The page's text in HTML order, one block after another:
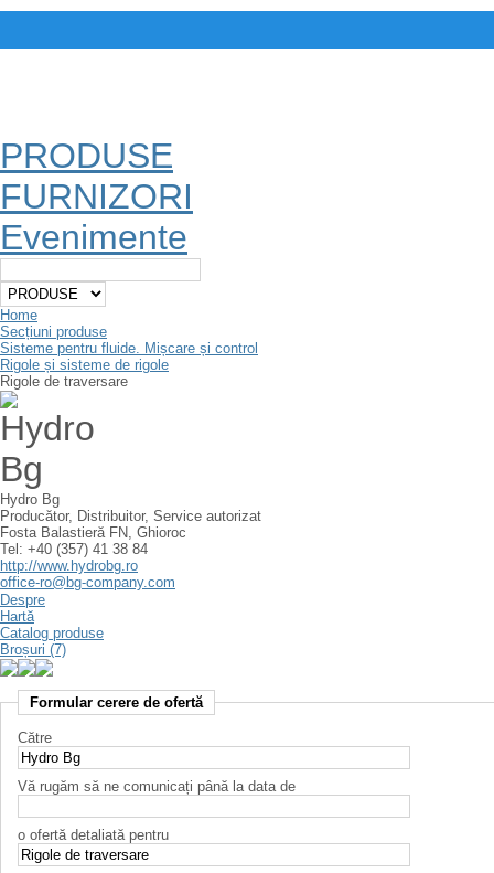
PRODUSE
FURNIZORI
Evenimente
Home
Secțiuni produse
Sisteme pentru fluide. Mișcare și control
Rigole și sisteme de rigole
Rigole de traversare
Hydro Bg
Producător, Distribuitor, Service autorizat
Fosta Balastieră FN, Ghioroc
Tel: +40 (357) 41 38 84
http://www.hydrobg.ro
office-ro@bg-company.com
Despre
Hartă
Catalog produse
Broșuri (7)
Formular cerere de ofertă
Către
Vă rugăm să ne comunicați până la data de
o ofertă detaliată pentru